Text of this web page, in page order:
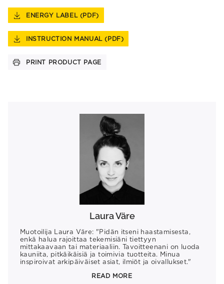
Laura Väre
Muotoilija Laura Väre: "Pidän itseni haastamisesta,
enkä halua rajoittaa tekemisiäni tiettyyn
mittakaavaan tai materiaaliin. Tavoitteenani on luoda
kauniita, pitkäikäisiä ja toimivia tuotteita. Minua
inspiroivat arkipäiväiset asiat, ilmiöt ja oivallukset."
READ MORE
ENERGY LABEL (PDF)
INSTRUCTION MANUAL (PDF)
PRINT PRODUCT PAGE